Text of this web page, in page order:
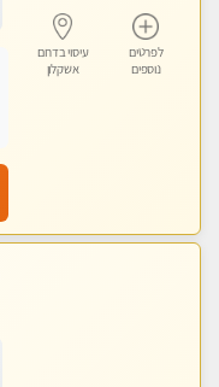
לפרטים
נוספים
עיסוי בדרום
אשקלון